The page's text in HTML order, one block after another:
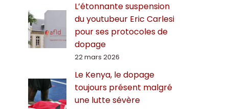
L’étonnante suspension
du youtubeur Eric Carlesi
pour ses protocoles de
dopage
22 mars 2026
Le Kenya, le dopage
toujours présent malgré
une lutte sévère